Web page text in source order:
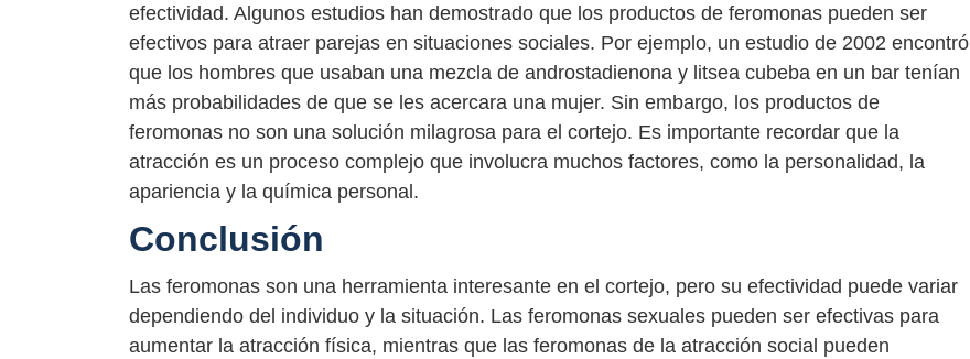
efectividad. Algunos estudios han demostrado que los productos de feromonas pueden ser
efectivos para atraer parejas en situaciones sociales. Por ejemplo, un estudio de 2002 encontró
que los hombres que usaban una mezcla de androstadienona y litsea cubeba en un bar tenían
más probabilidades de que se les acercara una mujer. Sin embargo, los productos de
feromonas no son una solución milagrosa para el cortejo. Es importante recordar que la
atracción es un proceso complejo que involucra muchos factores, como la personalidad, la
apariencia y la química personal.
Conclusión
Las feromonas son una herramienta interesante en el cortejo, pero su efectividad puede variar
dependiendo del individuo y la situación. Las feromonas sexuales pueden ser efectivas para
aumentar la atracción física, mientras que las feromonas de la atracción social pueden